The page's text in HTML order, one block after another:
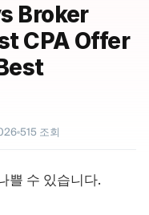
Broker
CPA Offer
515 조회
쁠 수 있습니다.
너리 옵션
소 및 청산
피스